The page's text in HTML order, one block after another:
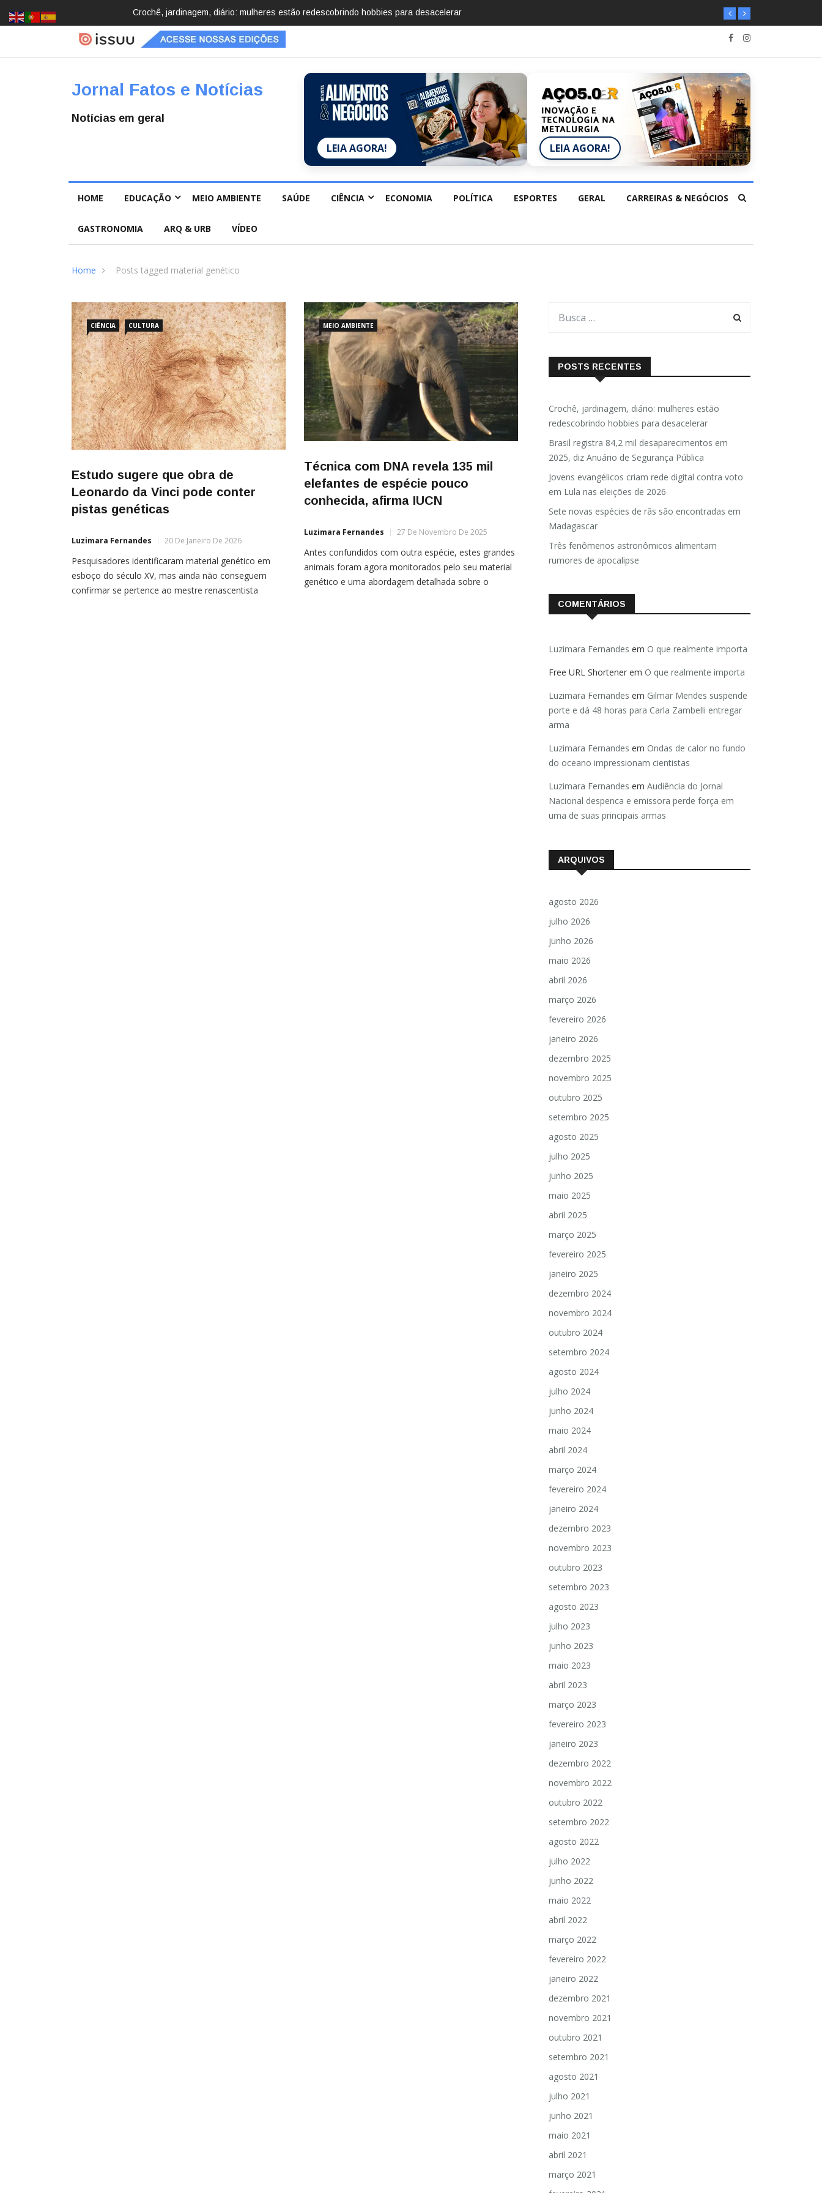
Brasil registra 84,2 mil desaparecimentos em 2025, diz Anuário de Segurança Pública
Jornal Fatos e Notícias
Notícias em geral
LEIA AGORA! LEIA AGORA!
HOME EDUCAÇÃO MEIO AMBIENTE SAÚDE CIÊNCIA ECONOMIA POLÍTICA ESPORTES GERAL CARREIRAS & NEGÓCIOS
GASTRONOMIA ARQ & URB VÍDEO
Home Posts tagged material genético
CIÊNCIA CULTURA
Estudo sugere que obra de
Leonardo da Vinci pode conter
pistas genéticas
Luzimara Fernandes 20 De Janeiro De 2026
Pesquisadores identificaram material genético em
esboço do século XV, mas ainda não conseguem
confirmar se pertence ao mestre renascentista
MEIO AMBIENTE
Técnica com DNA revela 135 mil
elefantes de espécie pouco
conhecida, afirma IUCN
Luzimara Fernandes 27 De Novembro De 2025
Antes confundidos com outra espécie, estes grandes
animais foram agora monitorados pelo seu material
genético e uma abordagem detalhada sobre o
POSTS RECENTES
Crochê, jardinagem, diário: mulheres estão
redescobrindo hobbies para desacelerar
Brasil registra 84,2 mil desaparecimentos em
2025, diz Anuário de Segurança Pública
Jovens evangélicos criam rede digital contra voto
em Lula nas eleições de 2026
Sete novas espécies de rãs são encontradas em
Madagascar
Três fenômenos astronômicos alimentam
rumores de apocalipse
COMENTÁRIOS
Luzimara Fernandes em O que realmente importa
Free URL Shortener em O que realmente importa
Luzimara Fernandes em Gilmar Mendes suspende
porte e dá 48 horas para Carla Zambelli entregar
arma
Luzimara Fernandes em Ondas de calor no fundo
do oceano impressionam cientistas
Luzimara Fernandes em Audiência do Jornal
Nacional despenca e emissora perde força em
uma de suas principais armas
ARQUIVOS
agosto 2026
julho 2026
junho 2026
maio 2026
abril 2026
março 2026
fevereiro 2026
janeiro 2026
dezembro 2025
novembro 2025
outubro 2025
setembro 2025
agosto 2025
julho 2025
junho 2025
maio 2025
abril 2025
março 2025
fevereiro 2025
janeiro 2025
dezembro 2024
novembro 2024
outubro 2024
setembro 2024
agosto 2024
julho 2024
junho 2024
maio 2024
abril 2024
março 2024
fevereiro 2024
janeiro 2024
dezembro 2023
novembro 2023
outubro 2023
setembro 2023
agosto 2023
julho 2023
junho 2023
maio 2023
abril 2023
março 2023
fevereiro 2023
janeiro 2023
dezembro 2022
novembro 2022
outubro 2022
setembro 2022
agosto 2022
julho 2022
junho 2022
maio 2022
abril 2022
março 2022
fevereiro 2022
janeiro 2022
dezembro 2021
novembro 2021
outubro 2021
setembro 2021
agosto 2021
julho 2021
junho 2021
maio 2021
abril 2021
março 2021